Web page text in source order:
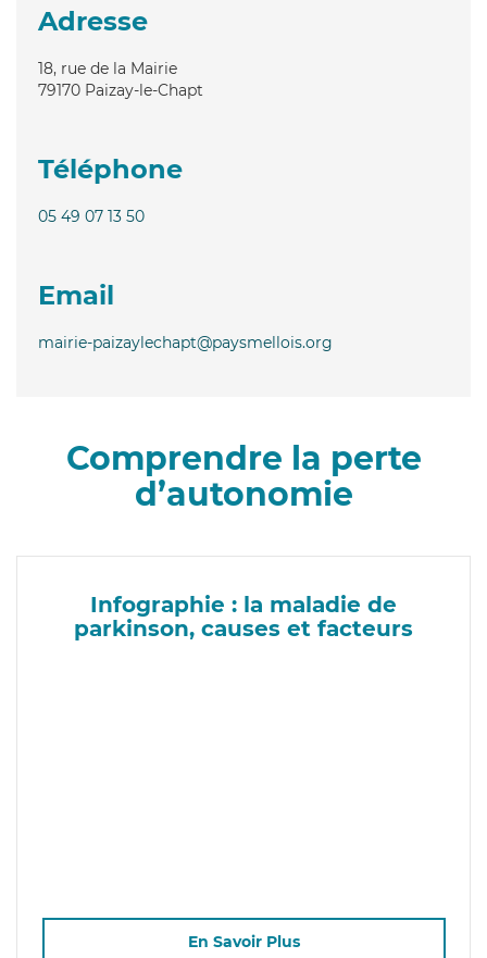
Adresse
18, rue de la Mairie
79170 Paizay-le-Chapt
Téléphone
05 49 07 13 50
Email
mairie-paizaylechapt@paysmellois.org
Comprendre la perte
d’autonomie
Infographie : la maladie de
parkinson, causes et facteurs
En Savoir Plus